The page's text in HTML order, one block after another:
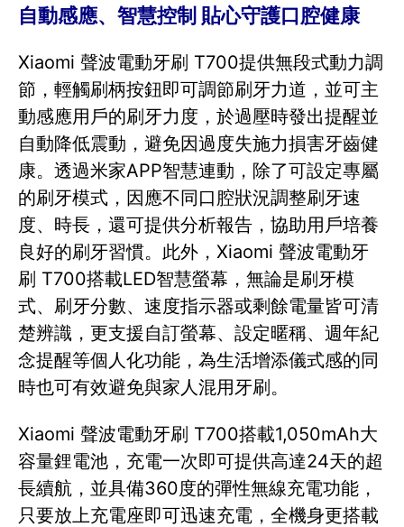
自動感應、智慧控制 貼心守護口腔健康
Xiaomi 聲波電動牙刷 T700提供無段式動力調
節，輕觸刷柄按鈕即可調節刷牙力道，並可主
動感應用戶的刷牙力度，於過壓時發出提醒並
自動降低震動，避免因過度失施力損害牙齒健
康。透過米家APP智慧連動，除了可設定專屬
的刷牙模式，因應不同口腔狀況調整刷牙速
度、時長，還可提供分析報告，協助用戶培養
良好的刷牙習慣。此外，Xiaomi 聲波電動牙
刷 T700搭載LED智慧螢幕，無論是刷牙模
式、刷牙分數、速度指示器或剩餘電量皆可清
楚辨識，更支援自訂螢幕、設定暱稱、週年紀
念提醒等個人化功能，為生活增添儀式感的同
時也可有效避免與家人混用牙刷。
Xiaomi 聲波電動牙刷 T700搭載1,050mAh大
容量鋰電池，充電一次即可提供高達24天的超
長續航，並具備360度的彈性無線充電功能，
只要放上充電座即可迅速充電，全機身更搭載